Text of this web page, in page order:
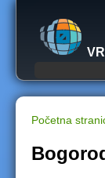
Y
Početna